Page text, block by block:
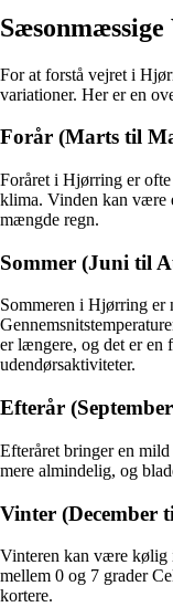
For at forstå vejret i
variationer. Her er en
Forår (Marts til
Foråret i Hjørring er
klima. Vinden kan være
mængde regn.
Sommer (Juni til
Sommeren i Hjørring er
er længere, og det er en
udendørsaktiviteter.
Efterår
Efteråret bringer en
mere almindelig, og
Vinter (December
Vinteren kan være kølig
mellem 0 og 7 grader
kortere.